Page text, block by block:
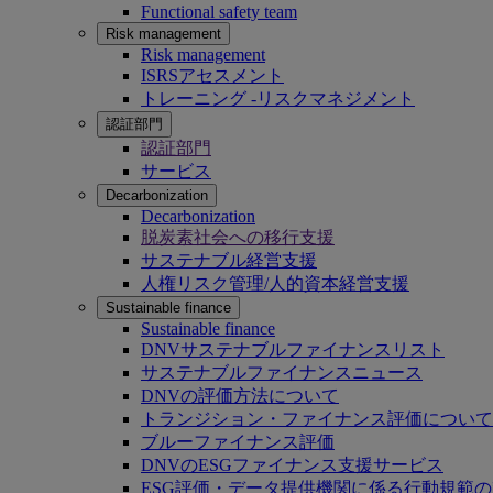
Functional safety team
Risk management
Risk management
ISRSアセスメント
トレーニング -リスクマネジメント
認証部門
認証部門
サービス
Decarbonization
Decarbonization
脱炭素社会への移行支援
サステナブル経営支援
人権リスク管理/人的資本経営支援
Sustainable finance
Sustainable finance
DNVサステナブルファイナンスリスト
サステナブルファイナンスニュース
DNVの評価方法について
トランジション・ファイナンス評価について
ブルーファイナンス評価
DNVのESGファイナンス支援サービス
ESG評価・データ提供機関に係る行動規範